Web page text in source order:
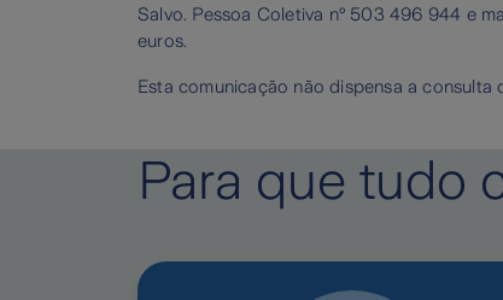
Salvo. Pessoa Coletiva nº 503 496 944 e
euros.
Esta comunicação não dispensa a
Para que tudo